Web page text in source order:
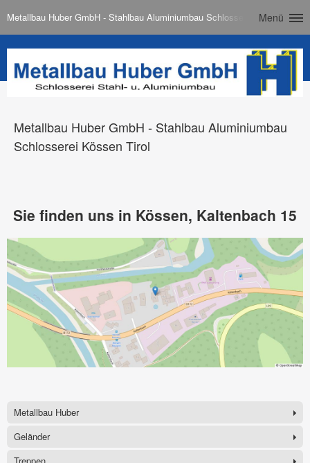
Metallbau Huber GmbH - Stahlbau Aluminiumbau Schlosserei Kössen Tirol
Menü
Metallbau Huber GmbH - Stahlbau Aluminiumbau
Schlosserei Kössen Tirol
Sie finden uns in Kössen, Kaltenbach 15
Metallbau Huber
Geländer